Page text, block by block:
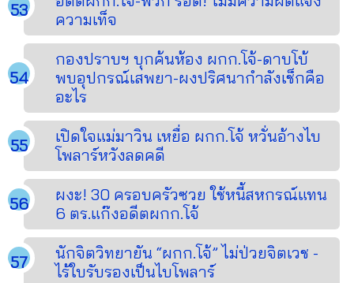
ความเท็จ
กองปราบฯ บุกค้นห้อง ผกก.โจ้-ดาบโบ้
พบอุปกรณ์เสพยา-ผงปริศนากำลังเช็กคือ
อะไร
เปิดใจแม่มาวิน เหยื่อ ผกก.โจ้ หวั่นอ้างไบ
โพลาร์หวังลดคดี
ผงะ! 30 ครอบครัวซวย ใช้หนี้สหกรณ์แทน
6 ตร.แก๊งอดีตผกก.โจ้
นักจิตวิทยายัน “ผกก.โจ้” ไม่ป่วยจิตเวช -
ไร้ใบรับรองเป็นไบโพลาร์